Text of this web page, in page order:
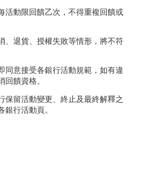
活動限回饋乙次，不得重複回饋或
、退貨、授權失敗等情形，將不符
同意接受各銀行活動規範，如有違
回饋資格。
保留活動變更、終止及最終解釋之
銀行活動頁。